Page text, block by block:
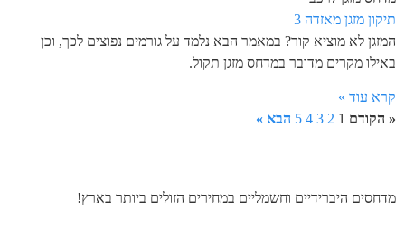
תיקון מזגן מאזדה 3
המזגן לא מוציא קור? במאמר הבא נלמד על גורמים נפוצים לכך, וכן
באילו מקרים מדובר במדחס מזגן תקול.
קרא עוד »
« הקודם 1
2
3
4
5 הבא »
מדחסים היברידיים וחשמליים במחירים הזולים ביותר בארץ!